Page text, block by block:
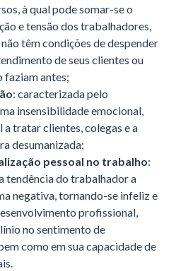
à qual pode somar-se o
e tensão dos trabalhadores,
têm condições de despender
de seus clientes ou
faziam antes;
: caracterizada pelo
insensibilidade emocional,
tratar clientes, colegas e a
desumanizada;
pessoal no trabalho:
tendência do trabalhador a
negativa, tornando-se infeliz e
profissional,
no sentimento de
como em sua capacidade de